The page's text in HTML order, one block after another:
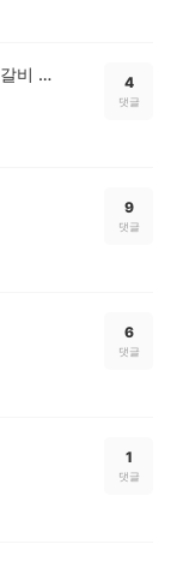
가족 외식으로 딱 좋은 연탄불 향 가득한 서서갈비 맛집 4
댓글
9
댓글
6
댓글
1
댓글